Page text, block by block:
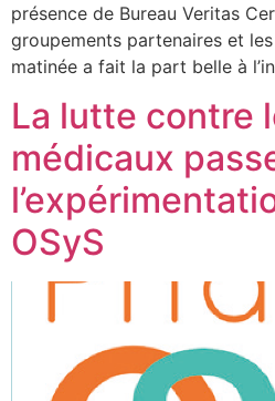
présence de Bureau Veritas
groupements partenaires et
matinée a fait la part belle à
La lutte contre
médicaux
OSyS